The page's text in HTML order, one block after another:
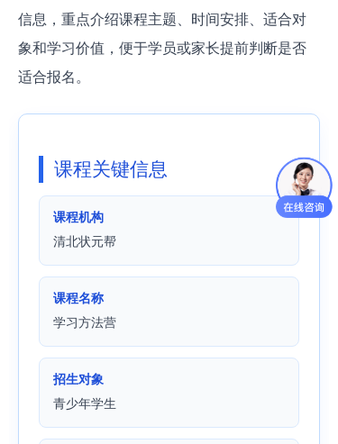
信息，重点介绍课程主题、时间安排、适合对
象和学习价值，便于学员或家长提前判断是否
适合报名。
课程关键信息
课程机构
清北状元帮
课程名称
学习方法营
招生对象
青少年学生